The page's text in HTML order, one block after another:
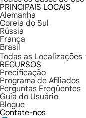
PRINCIPAIS LOCAIS
Alemanha
Coreia do Sul
Rússia
França
Brasil
Todas as Localizações
RECURSOS
Precificação
Programa de Afiliados
Perguntas Freqüentes
Guia do Usuário
Blogue
Contate-nos